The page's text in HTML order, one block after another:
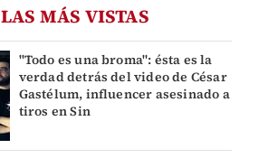
LAS MÁS VISTAS
"Todo es una broma": ésta es la
verdad detrás del video de César
Gastélum, influencer asesinado a
tiros en Sin